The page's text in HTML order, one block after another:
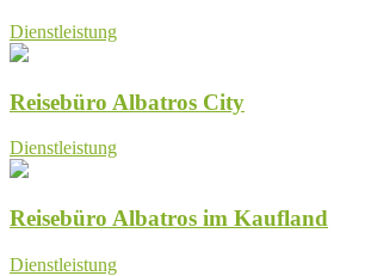
Dienstleistung
Reisebüro Albatros City
Dienstleistung
Reisebüro Albatros im Kaufland
Dienstleistung